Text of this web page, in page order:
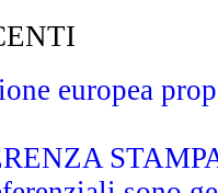
europea